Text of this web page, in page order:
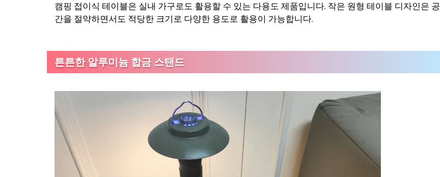
캠핑 접이식 테이블은 실내 가구로도 활용할 수 있는 다용도 제품입니다. 작은 원형 테이블 디자인은 공
간을 절약하면서도 적당한 크기로 다양한 용도로 활용이 가능합니다.
튼튼한 알루미늄 합금 스탠드